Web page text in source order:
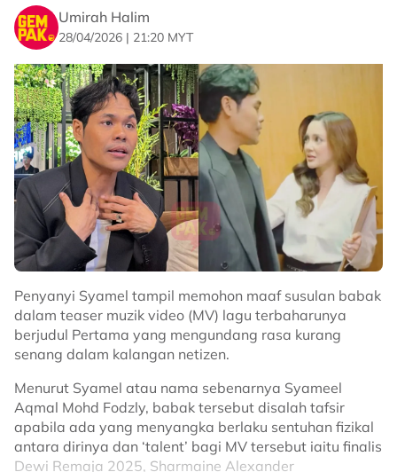
Syamel berkongsi perkara itu semasa sidang media
pelancaran lagu Pertama yang diadakan di TGV
Cinemas, Pavilion, Bukit Jalil pada petang Selasa.
Dalam masa sama, Syamel turut menghargai
kepercayaan yang diberikan oleh pihak rakaman,
Universal Music serta pasukan produksi yang banyak
membantu merealisasikan idea-ideanya.
“Mereka percaya dengan apa yang saya cadangkan
dan kami ada matlamat yang sama. Alhamdulillah,
saya dah ‘restart’ dan ‘refresh’ diri,” katanya.
Mengulas mengenai lagu tersebut, Syamel
memberitahu Pertama merupakan karya berentak
rancak selepas kali terakhir tampil dengan lagu
sebegitu menerusi ‘Kau Pun Sama’ kira-kira enam
tahun lalu.
“Kali terakhir saya keluarkan lagu rancak adalah Kau
Pun Sama, lebih kurang enam tahun lepas.
“Jadi saya rasa dah sampai masa untuk saya tampil
dengan lagu ‘catchy’ dan ini permulaan untuk fasa
baharu saya,” jelasnya.
Umirah Halim
28/04/2026 | 21:20 MYT
Penyanyi Syamel tampil memohon maaf susulan babak
dalam teaser muzik video (MV) lagu terbaharunya
berjudul Pertama yang mengundang rasa kurang
senang dalam kalangan netizen.
Menurut Syamel atau nama sebenarnya Syameel
Aqmal Mohd Fodzly, babak tersebut disalah tafsir
apabila ada yang menyangka berlaku sentuhan fizikal
antara dirinya dan ‘talent’ bagi MV tersebut iaitu finalis
Dewi Remaja 2025, Sharmaine Alexander